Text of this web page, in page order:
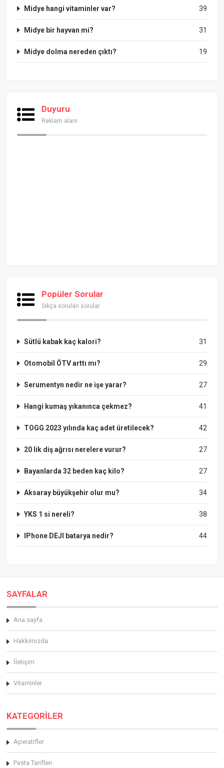
39
Midye hangi vitaminler var?
31
Midye bir hayvan mi?
19
Midye dolma nereden çıktı?
Duyuru
Reklam alanı
Popüler Sorular
Sıkça sorulan sorular
31
Sütlü kabak kaç kalori?
29
Otomobil ÖTV arttı mı?
27
Serumentyn nedir ne işe yarar?
41
Hangi kumaş yıkanınca çekmez?
42
TOGG 2023 yılında kaç adet üretilecek?
27
20 lik diş ağrısı nerelere vurur?
27
Bayanlarda 32 beden kaç kilo?
34
Aksaray büyükşehir olur mu?
38
YKS 1 si nereli?
44
IPhone DEJI batarya nedir?
SAYFALAR
Ana sayfa
Hakkimizda
İletişim
Vitaminler
KATEGORİLER
Aperatifler
Pasta Tarifleri